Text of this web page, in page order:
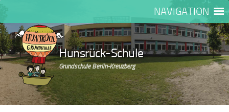
NAVIGATION
Hunsrück-Schule
Grundschule Berlin-Kreuzberg